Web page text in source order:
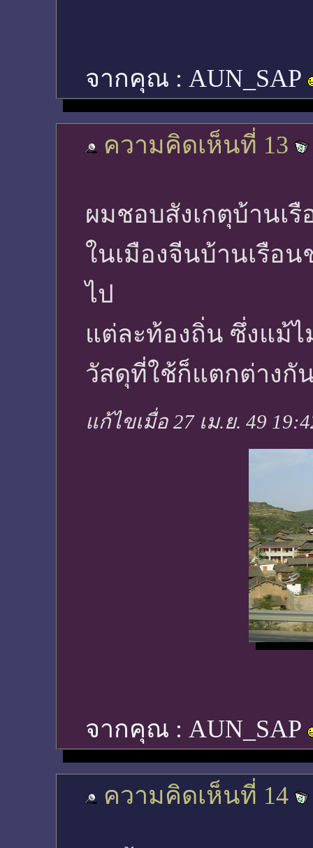
จากคุณ : AUN_SAP
ความคิดเห็นที่ 13
ผมชอบสังเกตุบ้านเ
ในเมืองจีนบ้านเรือ
ไป
แต่ละท้องถิ่น ซึ่งแม้
วัสดุที่ใช้ก็แตกต่างกั
แก้ไขเมื่อ 27 เม.ย. 49
จากคุณ : AUN_SAP
ความคิดเห็นที่ 14